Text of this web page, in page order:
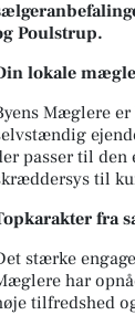
Poulstrup.
lokale
Mæglere
passer til den
til
fra
stærke
har
tilfredshed